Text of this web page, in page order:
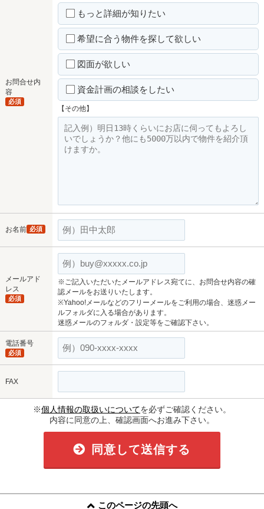
お問合せ内
容
必須
もっと詳細が知りたい
希望に合う物件を探して欲しい
図面が欲しい
資金計画の相談をしたい
【その他】
お名前 必須
メールアド
レス
必須
※ご記入いただいたメールアドレス宛てに、お問合せ内容の確
認メールをお送りいたします。
※Yahoo!メールなどのフリーメールをご利用の場合、迷惑メー
ルフォルダに入る場合があります。
迷惑メールのフォルダ・設定等をご確認下さい。
電話番号
必須
FAX
※個人情報の取扱いについてを必ずご確認ください。
内容に同意の上、確認画面へお進み下さい。
同意して送信する
このページの先頭へ